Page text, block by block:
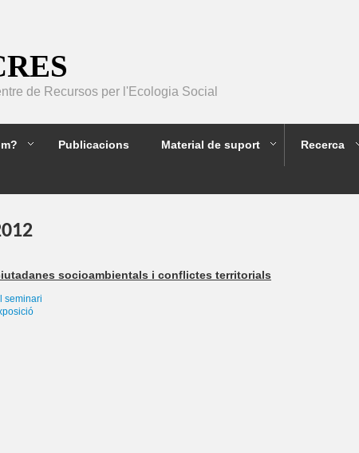
de Recursos per l'Ecologia Social
Publicacions Material de suport Recerca
socioambientals i conflictes territorials
seminari